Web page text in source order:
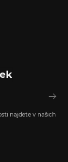
najdete v našich